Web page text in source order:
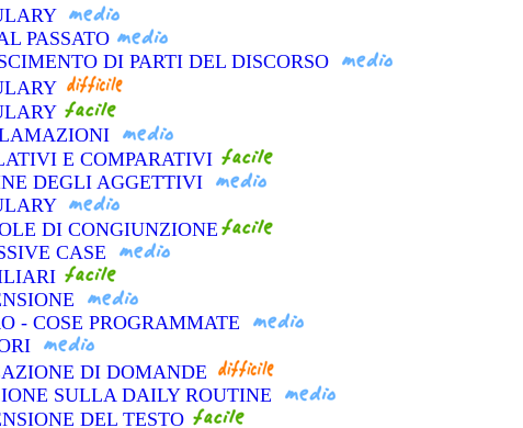
PASSATO
DI PARTI DEL DISCORSO
E COMPARATIVI
DEGLI AGGETTIVI
DI CONGIUNZIONE
CASE
- COSE PROGRAMMATE
DI DOMANDE
SULLA DAILY ROUTINE
DEL TESTO